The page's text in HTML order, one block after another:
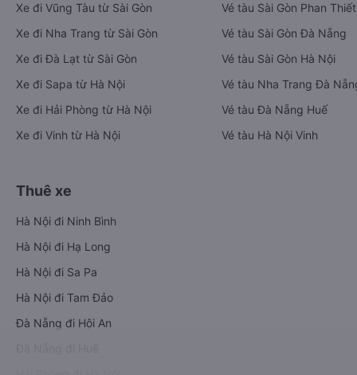
Xe đi Vũng Tàu từ Sài Gòn
Xe đi Nha Trang từ Sài Gòn
Xe đi Đà Lạt từ Sài Gòn
Xe đi Sapa từ Hà Nội
Xe đi Hải Phòng từ Hà Nội
Xe đi Vinh từ Hà Nội
Vé tàu Sài Gòn Phan Thiết
Vé tàu Sài Gòn Đà Nẵng
Vé tàu Sài Gòn Hà Nội
Vé tàu Nha Trang Đà
Vé tàu Đà Nẵng Huế
Vé tàu Hà Nội Vinh
Thuê xe
Hà Nội đi Ninh Bình
Hà Nội đi Hạ Long
Hà Nội đi Sa Pa
Hà Nội đi Tam Đảo
Đà Nẵng đi Hội An